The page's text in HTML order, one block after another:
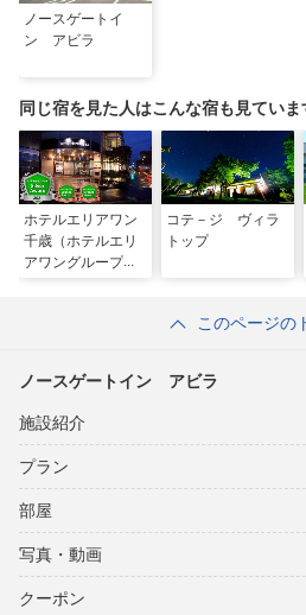
ノースゲートイ
ン アビラ
同じ宿を見た人はこんな宿も見ていま
ホテルエリアワン
千歳（ホテルエリ
アワングループ）
コテ－ジ ヴィラ
トップ
このページの
ノースゲートイン アビラ
施設紹介
プラン
部屋
写真・動画
クーポン